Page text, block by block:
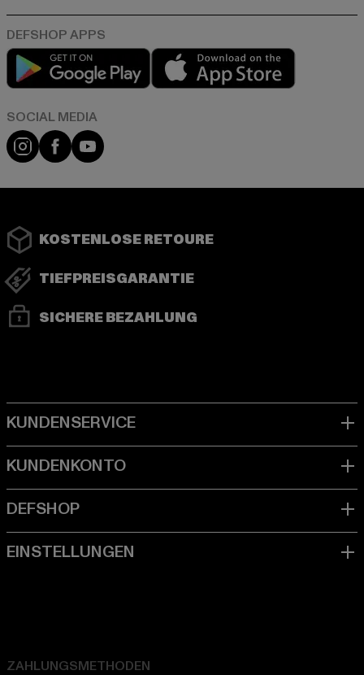
Play market
Instagram
FacebookYouTube
KOSTENLOSE RETOURE
TIEFPREISGARANTIE
SICHERE BEZAHLUNG
ZAHLUNGSMETHODEN